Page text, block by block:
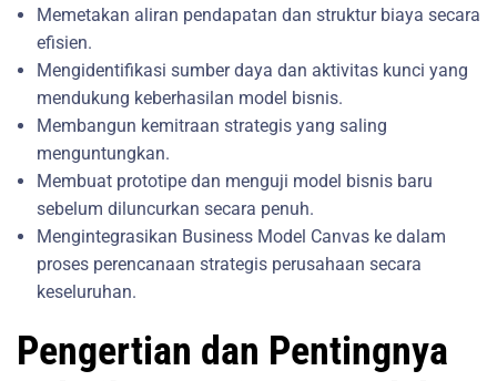
Memetakan aliran pendapatan dan struktur biaya secara
efisien.
Mengidentifikasi sumber daya dan aktivitas kunci yang
mendukung keberhasilan model bisnis.
Membangun kemitraan strategis yang saling
menguntungkan.
Membuat prototipe dan menguji model bisnis baru
sebelum diluncurkan secara penuh.
Mengintegrasikan Business Model Canvas ke dalam
proses perencanaan strategis perusahaan secara
keseluruhan.
Pengertian dan Pentingnya